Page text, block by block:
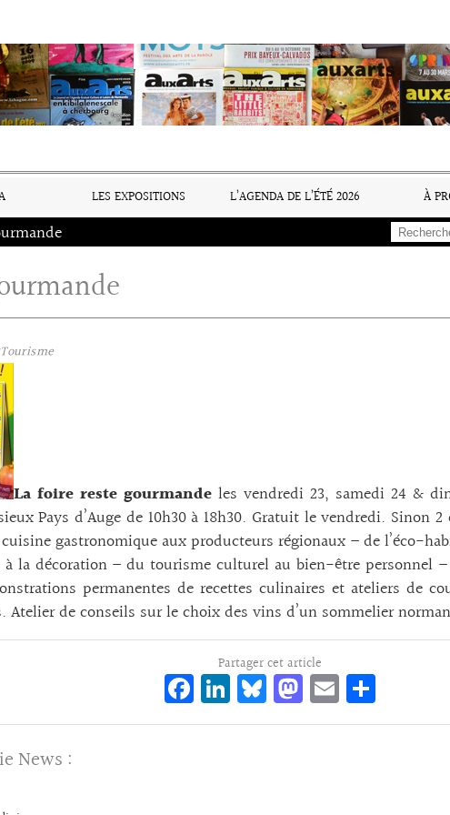
LES EXPOSITIONS L’AGENDA DE L’ÉTÉ 2026 À
La foire reste gourmande les vendredi 23, samedi 24 &
Pays d’Auge de 10h30 à 18h30. Gratuit le vendredi. Sinon
gastronomique aux producteurs régionaux – de l’éco-
à la décoration – du tourisme culturel au bien-être personnel
permanentes de recettes culinaires et ateliers de
Atelier de conseils sur le choix des vins d’un sommelier
Partager cet article
Fa
ce
Li
n
Bl
ue
M
as
E
m rt
News :